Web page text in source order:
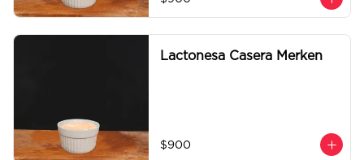
Lactonesa Casera Merken
$900